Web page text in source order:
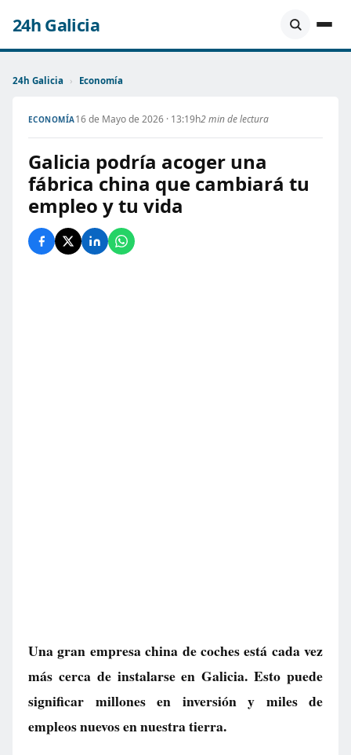
24h Galicia
24h Galicia › Economía
ECONOMÍA16 de Mayo de 2026 · 13:19h2 min de lectura
Galicia podría acoger una
fábrica china que cambiará tu
empleo y tu vida
Una gran empresa china de coches está cada vez
más cerca de instalarse en Galicia. Esto puede
significar millones en inversión y miles de
empleos nuevos en nuestra tierra.